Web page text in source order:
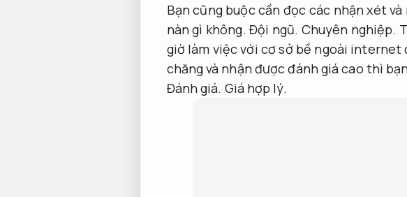
Bạn cũng buộc cần đọc các nhận xét và
nàn gì không.Đội ngũ. Chuyên nghiệp.
giờ làm việc với cơ sở bề ngoài internet
chăng và nhận được đánh giá cao thì
Đánh giá. Giá hợp lý.